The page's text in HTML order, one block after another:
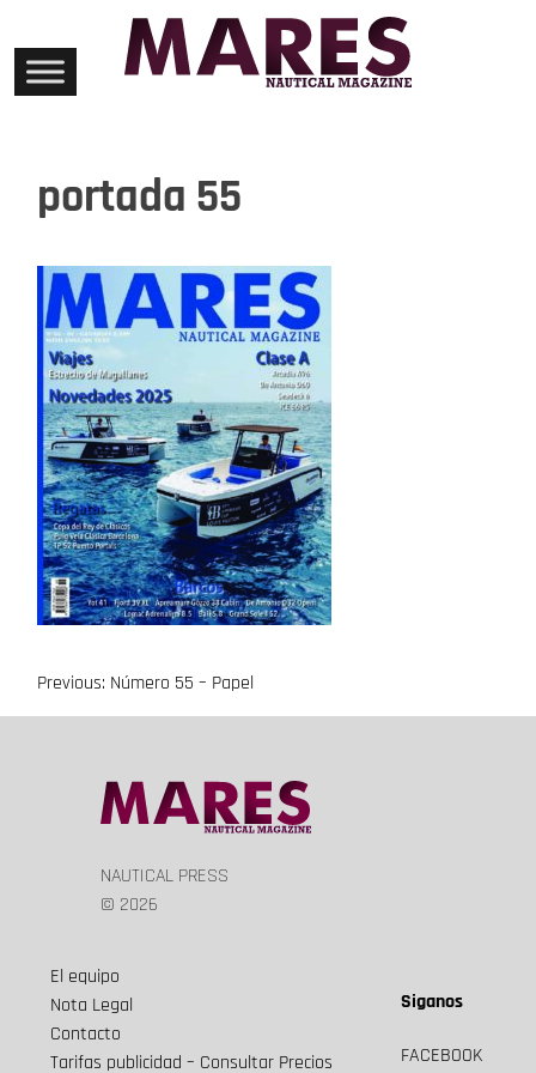
content
portada 55
Navegación
entradas
Previous: Número 55 – Papel
NAUTICAL PRESS
© 2026
El equipo
Nota Legal
Contacto
Tarifas publicidad – Consultar Precios
Siganos
FACEBOOK